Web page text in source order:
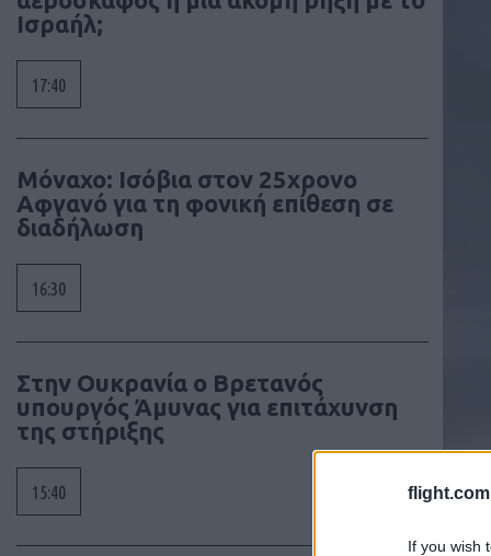
If you wish
Ισραήλ;
17:40
Μόναχο: Ισόβια στον 25χρονο
Αφγανό για τη φονική επίθεση σε
διαδήλωση
16:30
Στην Ουκρανία ο Βρετανός
υπουργός Άμυνας για επιτάχυνση
της στήριξης
15:40